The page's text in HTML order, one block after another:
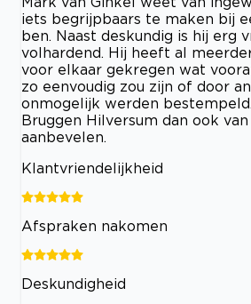
iets begrijpbaars te maken bij
ben. Naast deskundig is hij erg
volhardend. Hij heeft al
voor elkaar gekregen wat
zo eenvoudig zou zijn of door
onmogelijk werden
Bruggen Hilversum dan ook
aanbevelen.
Klantvriendelijkheid
Afspraken nakomen
Deskundigheid